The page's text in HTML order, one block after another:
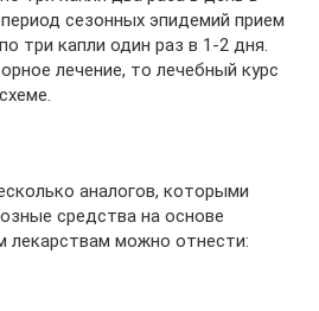
сезонных эпидемий прием
три капли один раз в 1-2 дня.
лечение, то лечебный курс
аналогов, которыми
средства на основе
лекарствам можно отнести: